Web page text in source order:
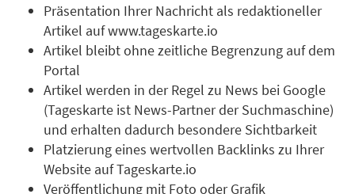
Präsentation Ihrer Nachricht als redaktioneller
Artikel auf www.tageskarte.io
Artikel bleibt ohne zeitliche Begrenzung auf dem
Portal
Artikel werden in der Regel zu News bei Google
(Tageskarte ist News-Partner der Suchmaschine)
und erhalten dadurch besondere Sichtbarkeit
Platzierung eines wertvollen Backlinks zu Ihrer
Website auf Tageskarte.io
Veröffentlichung mit Foto oder Grafik